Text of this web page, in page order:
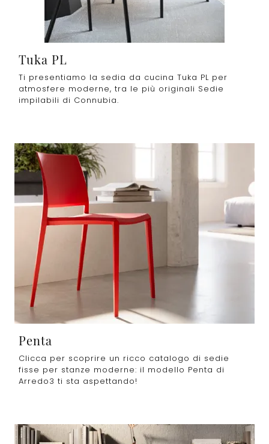
Tuka PL
Ti presentiamo la sedia da cucina Tuka PL per
atmosfere moderne, tra le più originali Sedie
impilabili di Connubia.
Penta
Clicca per scoprire un ricco catalogo di sedie
fisse per stanze moderne: il modello Penta di
Arredo3 ti sta aspettando!